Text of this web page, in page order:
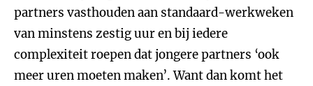
partners vasthouden aan standaard-werkweken
van minstens zestig uur en bij iedere
complexiteit roepen dat jongere partners ‘ook
meer uren moeten maken’. Want dan komt het